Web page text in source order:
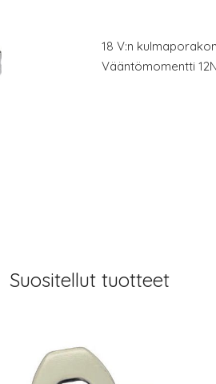
18 V:n
Vääntömomentti
Suositellut tuotteet